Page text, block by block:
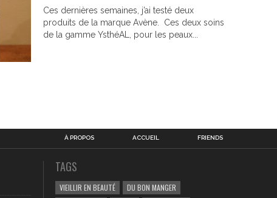
Ces dernières semaines, j’ai testé deux
produits de la marque Avène. Ces deux soins
de la gamme YsthéAL, pour les peaux...
À PROPOS ACCUEIL FRIENDS
TAGS
VIEILLIR EN BEAUTÉ
DU BON MANGER